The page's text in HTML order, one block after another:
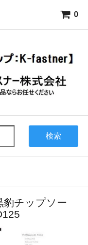
0
検索
豹チップソー